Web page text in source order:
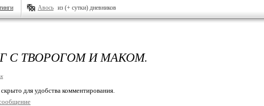
Авось из (+ сутки) дневников
С ТВОРОГОМ И МАКОМ.
для удобства комментирования.